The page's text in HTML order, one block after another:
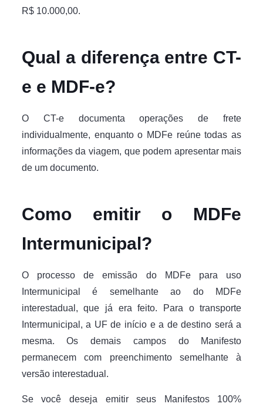
R$ 10.000,00.
Qual a diferença entre CT-
e e MDF-e?
O CT-e documenta operações de frete
individualmente, enquanto o MDFe reúne todas as
informações da viagem, que podem apresentar mais
de um documento.
Como emitir o MDFe
Intermunicipal?
O processo de emissão do MDFe para uso
Intermunicipal é semelhante ao do MDFe
interestadual, que já era feito. Para o transporte
Intermunicipal, a UF de início e a de destino será a
mesma. Os demais campos do Manifesto
permanecem com preenchimento semelhante à
versão interestadual.
Se você deseja emitir seus Manifestos 100%